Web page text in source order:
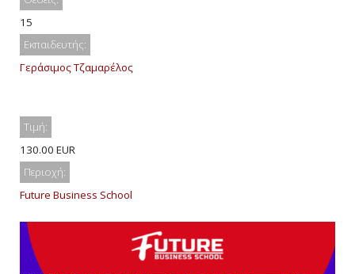
15
Εκπαιδευτής:
Γεράσιμος Τζαμαρέλος
Τιμή:
130.00 EUR
Περιοχή:
Future Business School